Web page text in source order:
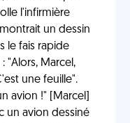
l'infirmière
un dessin
le fais rapide
"Alors, Marcel,
une feuille".
avion !" [Marcel]
un avion dessiné